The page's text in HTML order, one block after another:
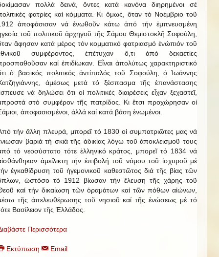
πολλά δεινά, ὄντες κατά κανόνα διηρημένοι σέ
φατρίες καί κόμματα. Κι ὅμως, ὅταν τό Νοέμβριο τοῦ
ἀποφάσισαν νά ἑνωθοῦν κάτω ἀπό τήν ἐμπνευσμένη
τοῦ πολιτικοῦ ἀρχηγοῦ τῆς Σάμου Θεμιστοκλῆ Σοφούλη,
ἄφησαν κατά μέρος τόν κομματικό φατριασμό ἐνώπιόν τοῦ
συμφέροντος, ἐπέτυχαν ὅ,τι ἀπό δεκαετίες
καί ἐπιδίωκαν. Εἶναι ἀπολύτως χαρακτηριστικό
ὁ βασικός πολιτικός ἀντίπαλός τοῦ Σοφούλη, ὁ Ἰωάννης
ἀμέσως μετά τό ξέσπασμα τῆς ἐπανάστασης
νά δηλώσει ὅτι οἱ πολιτικές διαιρέσεις εἶχαν ξεχαστεῖ,
στό συμφέρον τῆς πατρίδος. Κι ἔτσι προχώρησαν οἱ
ἀποφασισμένοι, ἀλλά καί κατά βάση ἑνωμένοι.
τήν ἄλλη πλευρά, μπορεῖ τό 1830 οἱ συμπατριῶτες μας νά
βαριά τή σκιά τῆς ἀδικίας λόγω τοῦ ἀποκλεισμοῦ τους
τό νεοσύστατο τότε ἑλληνικό κράτος, μπορεῖ τό 1834 νά
ἀμείλικτη τήν ἐπιβολή τοῦ νόμου τοῦ ἰσχυροῦ μέ
ἐγκαθίδρυση τοῦ ἡγεμονικοῦ καθεστῶτος διά τῆς βίας τῶν
ὡστόσο τό 1912 βίωσαν τήν ἔλευση τῆς χάρης τοῦ
καί τήν δικαίωση τῶν ὁραμάτων καί τῶν πόθων αἰώνων,
τῆς ἀπελευθέρωσης τοῦ νησιοῦ καί τῆς ἑνώσεως μέ τό
Βασίλειον τῆς Ἑλλάδος.
Περισσότερα
Εκτύπωση Email